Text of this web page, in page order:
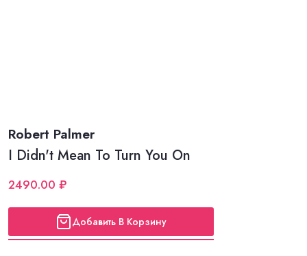
Robert Palmer
I Didn't Mean To Turn You On
2490.00 ₽
Добавить В Корзину